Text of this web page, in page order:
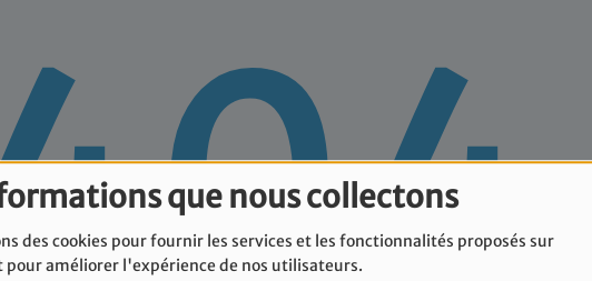
que nous collectons
des cookies pour fournir les services et les fonctionnalités proposés sur
pour améliorer l'expérience de nos utilisateurs.